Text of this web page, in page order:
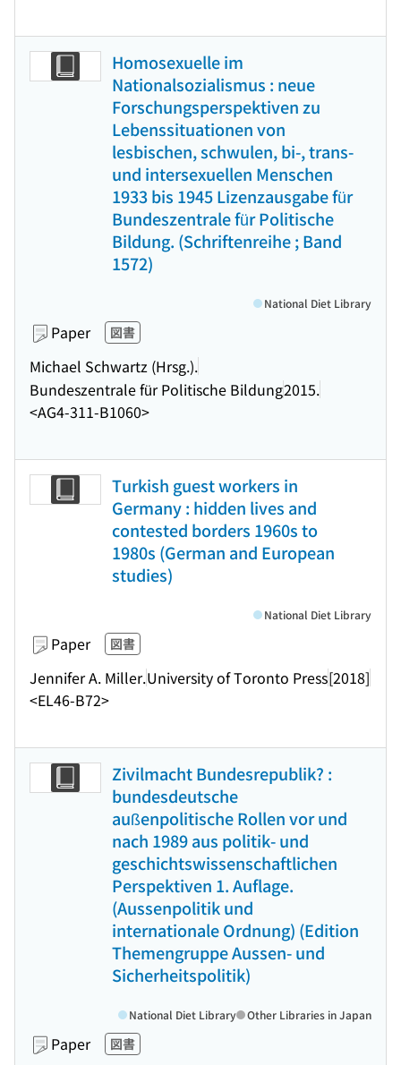
Homosexuelle im
Nationalsozialismus : neue
Forschungsperspektiven zu
Lebenssituationen von
lesbischen, schwulen, bi-, trans-
und intersexuellen Menschen
1933 bis 1945 Lizenzausgabe für
Bundeszentrale für Politische
Bildung. (Schriftenreihe ; Band
1572)
Paper 図書
Michael Schwartz (Hrsg.).
Bundeszentrale für Politische Bildung2015.
<AG4-311-B1060>
National Diet Library
Turkish guest workers in
Germany : hidden lives and
contested borders 1960s to
1980s (German and European
studies)
Paper 図書
Jennifer A. Miller.University of Toronto Press[2018]
<EL46-B72>
National Diet Library
Zivilmacht Bundesrepublik? :
bundesdeutsche
außenpolitische Rollen vor und
nach 1989 aus politik- und
geschichtswissenschaftlichen
Perspektiven 1. Auflage.
(Aussenpolitik und
internationale Ordnung) (Edition
Themengruppe Aussen- und
Sicherheitspolitik)
Paper 図書
National Diet Library Other Libraries in Japan